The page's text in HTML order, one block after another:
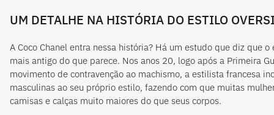
UM DETALHE NA HISTÓRIA DO ESTILO
A Coco Chanel entra nessa história? Há um estudo que diz que o
mais antigo do que parece. Nos anos 20, logo após a Primeira
movimento de contravenção ao machismo, a estilista francesa
masculinas ao seu próprio estilo, fazendo com que muitas
camisas e calças muito maiores do que seus corpos.